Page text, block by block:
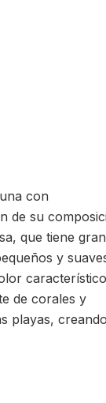
con
de su
que tiene
y
de corales y
playas, creando